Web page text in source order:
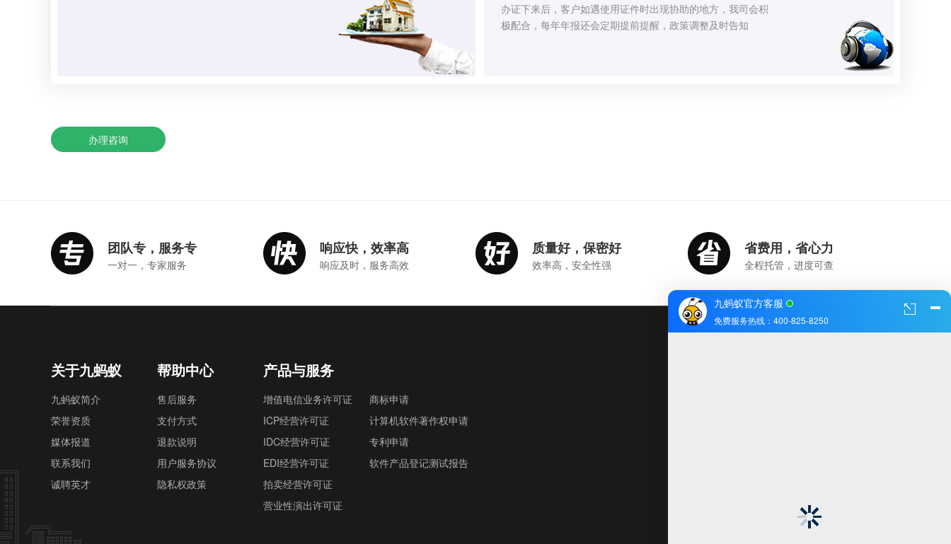
办证下来后，客户如遇使用证件时出现协助的地方，我司会积
极配合，每年年报还会定期提前提醒，政策调整及时告知
办理咨询
团队专，服务专
一对一，专家服务
响应快，效率高
响应及时，服务高效
质量好，保密好
效率高，安全性强
省费用，省心力
全程托管，进度可查
关于九蚂蚁
九蚂蚁简介
荣誉资质
媒体报道
联系我们
诚聘英才
帮助中心
售后服务
支付方式
退款说明
用户服务协议
隐私权政策
产品与服务
增值电信业务许可证
ICP经营许可证
IDC经营许可证
EDI经营许可证
拍卖经营许可证
营业性演出许可证
商标申请
计算机软件著作权申请
专利申请
软件产品登记测试报告
九蚂蚁官方客服
免费服务热线：400-825-8250